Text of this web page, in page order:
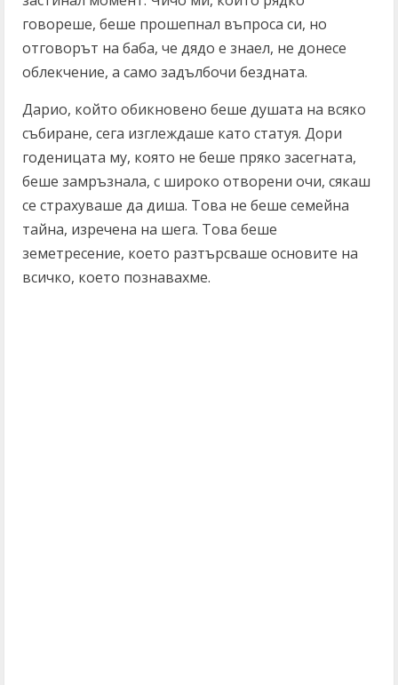
говореше, беше прошепнал въпроса си, но
отговорът на баба, че дядо е знаел, не донесе
облекчение, а само задълбочи бездната.
Дарио, който обикновено беше душата на всяко
събиране, сега изглеждаше като статуя. Дори
годеницата му, която не беше пряко засегната,
беше замръзнала, с широко отворени очи, сякаш
се страхуваше да диша. Това не беше семейна
тайна, изречена на шега. Това беше
земетресение, което разтърсваше основите на
всичко, което познавахме.